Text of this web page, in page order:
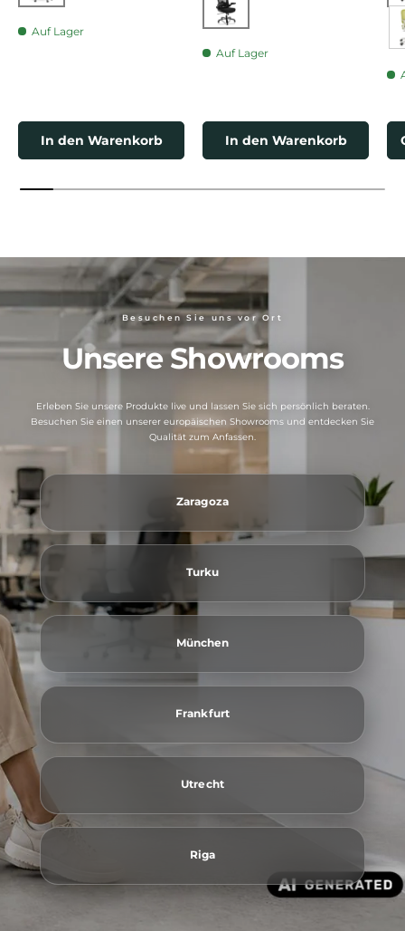
Schwarz
Auf Lager
In den Warenkorb
Schwarz
Auf Lager
In den Warenkorb
Besuchen Sie uns vor Ort
Unsere Showrooms
Erleben Sie unsere Produkte live und lassen Sie sich persönlich beraten.
Besuchen Sie einen unserer europäischen Showrooms und entdecken Sie
Qualität zum Anfassen.
Zaragoza
Turku
München
Frankfurt
Utrecht
Riga